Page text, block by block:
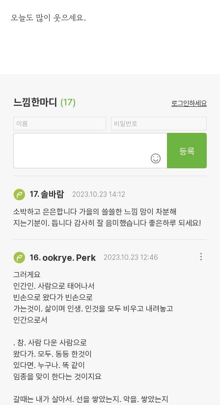
오늘도 많이 웃으세요.
느낌한마디 (17) 로그인하세요
등록
17.솔바람 2023.10.23 14:12
소박하고 은은합니다 가을의 쓸쓸한 느낌 맘이 차분해
지는기분이. 듭니다 감사히 잘 음미했습니다 좋은하루 되세요!
16. ookrye. Perk 2023.10.23 12:46
그러게요
인간인. 사람으로 태어나서
빈손으로 왔다가 빈손으로
가는것이. 삶이며 인생. 인것을 모두 비우고 내려놓고
인간으로서
. 참. 사람 다운 사람으로
왔다가. 모두. 동등 한것이
있다면. 누구나. 똑 같이
임종을 맞이 한다는 것이지요
갈때는 내가 살아서. 선을 쌓았는지. 악을. 쌓았는지